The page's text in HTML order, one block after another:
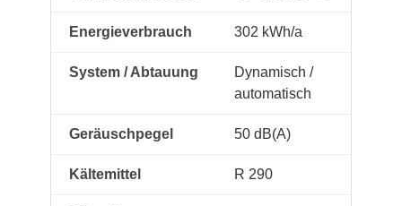
Energieverbrauch 302 kWh/a
System / Abtauung
Dynamisch /
automatisch
Geräuschpegel 50 dB(A)
Kältemittel R 290